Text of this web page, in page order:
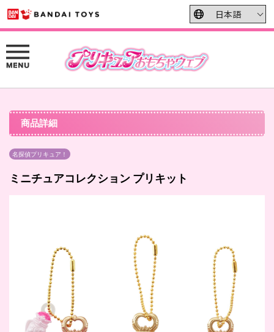
商品詳細
名探偵プリキュア！
ミニチュアコレクション プリキット